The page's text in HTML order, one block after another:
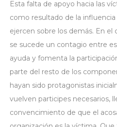
Esta falta de apoyo hacia las
como resultado de la
ejercen sobre los demás. En el
se sucede un contagio entre
ayuda y fomenta la
parte del resto de los
hayan sido protagonistas
vuelven participes necesarios,
convencimiento de que el